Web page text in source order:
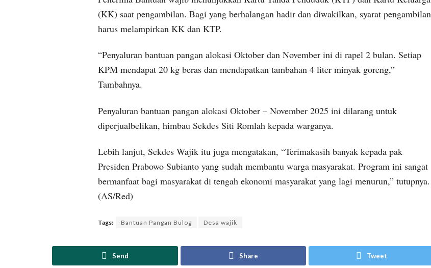
(KK) saat pengambilan. Bagi yang berhalangan hadir dan diwakilkan, syarat pengambilan
harus melampirkan KK dan KTP.
“Penyaluran bantuan pangan alokasi Oktober dan November ini di rapel 2 bulan. Setiap
KPM mendapat 20 kg beras dan mendapatkan tambahan 4 liter minyak goreng,”
Tambahnya.
Penyaluran bantuan pangan alokasi Oktober – November 2025 ini dilarang untuk
diperjualbelikan, himbau Sekdes Siti Romlah kepada warganya.
Lebih lanjut, Sekdes Wajik itu juga mengatakan, “Terimakasih banyak kepada pak
Presiden Prabowo Subianto yang sudah membantu warga masyarakat. Program ini sangat
bermanfaat bagi masyarakat di tengah ekonomi masyarakat yang lagi menurun,” tutupnya.
(AS/Red)
Tags: Bantuan Pangan Bulog Desa wajik
Send Share Tweet